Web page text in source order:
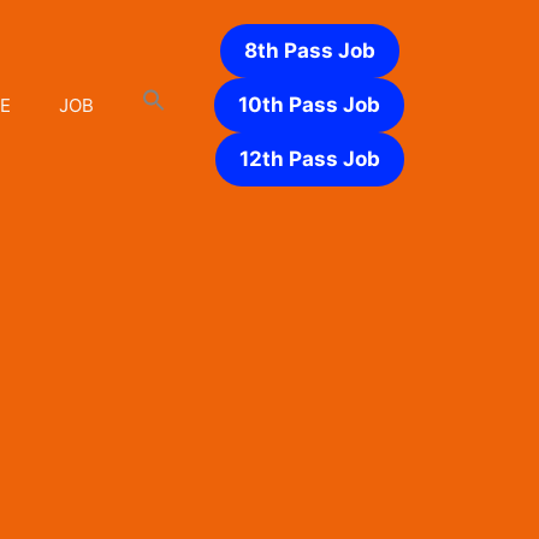
JOB
8th Pass Job
10th Pass Job
12th Pass Job